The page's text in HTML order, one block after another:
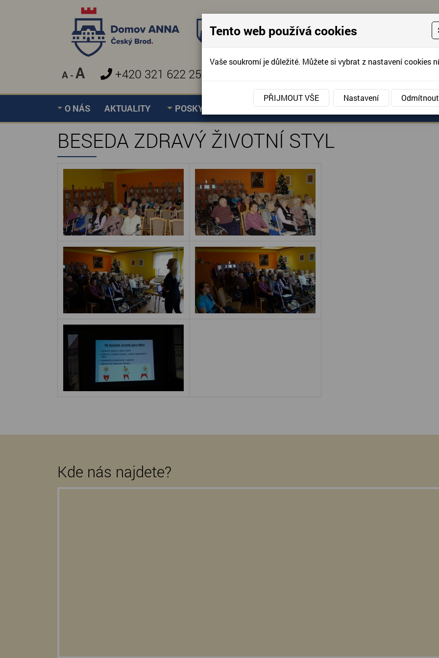
A - A +420 321 622 257 KONTAKTUJTE
O NÁS AKTUALITY POSKYTOVANÉ SLUŽBY AKCE, FOTOGRAFIE
Úvodní stránka » BESEDA ZDRAVÝ ŽIVOTNÍ STYL
BESEDA ZDRAVÝ ŽIVOTNÍ STYL
Kde nás najdete?
Tento web používá cookies
Vaše soukromí je důležité. Můžete si vybrat z nastavení cookies
PŘIJMOUT VŠE Nastavení Odmítnout